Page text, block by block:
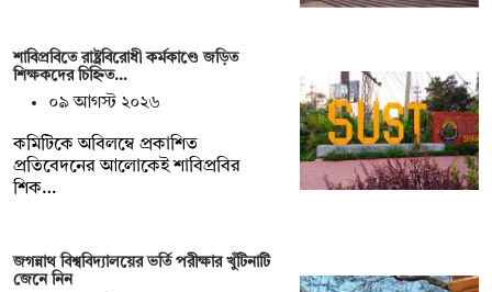
শাবিপ্রবিতে রাষ্ট্রবিরোধী কর্মকাণ্ডে জড়িত
শিক্ষকদের চিহ্নিত…
০৯ আগস্ট ২০২৬
কমিটিকে অবিলম্বে প্রকাশিত
প্রতিবেদনের আলোকেই শাবিপ্রবির
শিক…
জগন্নাথ বিশ্ববিদ্যালয়ের ভর্তি পরীক্ষার খুঁটিনাটি
জেনে নিন